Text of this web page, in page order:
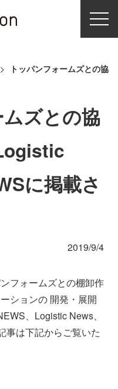
ジー
ィ研究所
ニュース
資料ダウンロード
トッパンフォームズとの協
ズとの協
に掲載さ
2019/9/4
フォームズとの棚卸作
ションの 開発・展開
、Logistic News、
事は下記からご覧いた